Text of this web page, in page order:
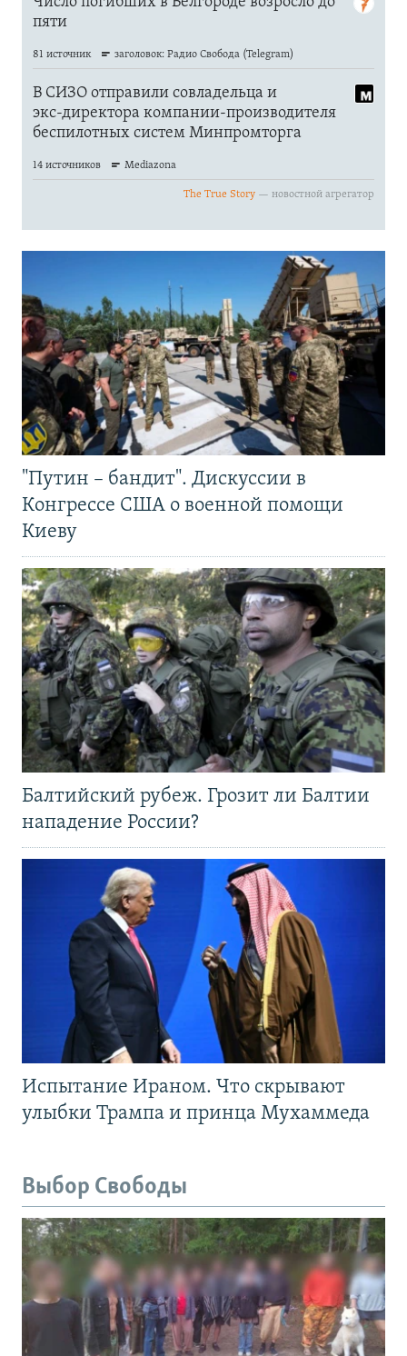
"Путин – бандит". Дискуссии в
Конгрессе США о военной помощи
Киеву
Балтийский рубеж. Грозит ли Балтии
нападение России?
Испытание Ираном. Что скрывают
улыбки Трампа и принца Мухаммеда
Выбор Свободы